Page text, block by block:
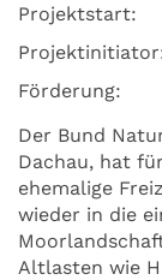
Projektstart:
Förderung:
Der Bund
Dachau, hat
ehemalige
wieder in die
Altlasten wie